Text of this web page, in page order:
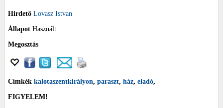
Hirdető Lovasz Istvan
Állapot Használt
Megosztás
Címkék kalotaszentkirályon, paraszt, ház, eladó,
FIGYELEM!